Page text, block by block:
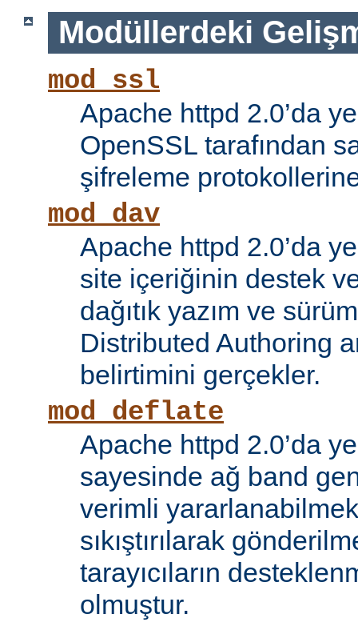
Modüllerdeki
mod_ssl
Apache httpd 2.0’da
OpenSSL tarafından
şifreleme
mod_dav
Apache httpd 2.0’da
site içeriğinin destek
dağıtık yazım ve
Distributed Authoring
belirtimini gerçekler.
mod_deflate
Apache httpd 2.0’da
sayesinde ağ band
verimli
sıkıştırılarak
tarayıcıların
olmuştur.